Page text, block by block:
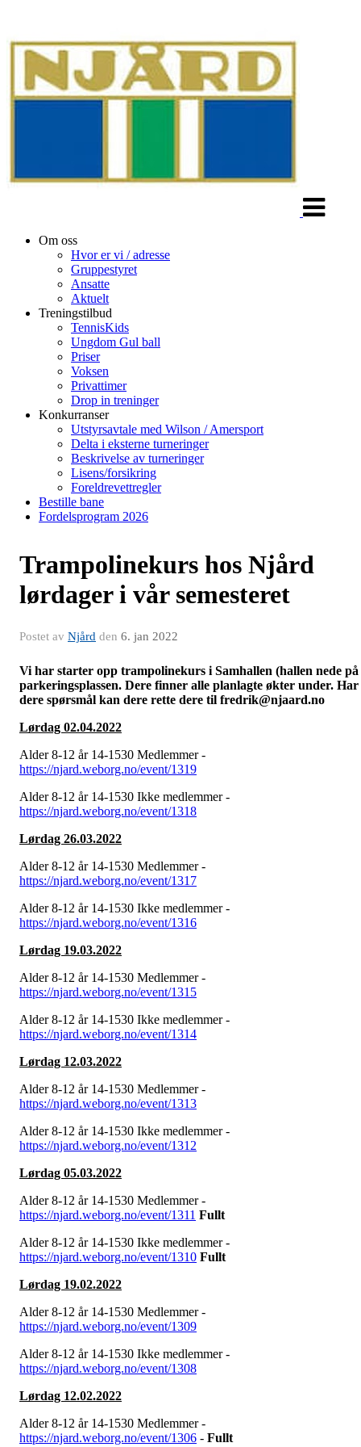
Om oss
Hvor er vi / adresse
Gruppestyret
Ansatte
Aktuelt
Treningstilbud
TennisKids
Ungdom Gul ball
Priser
Voksen
Privattimer
Drop in treninger
Konkurranser
Utstyrsavtale med Wilson / Amersport
Delta i eksterne turneringer
Beskrivelse av turneringer
Lisens/forsikring
Foreldrevettregler
Bestille bane
Fordelsprogram 2026
Trampolinekurs hos Njård
lørdager i vår semesteret
Postet av Njård den 6. jan 2022
Vi har starter opp trampolinekurs i Samhallen (hallen nede på
parkeringsplassen. Dere finner alle planlagte økter under. Har
dere spørsmål kan dere rette dere til fredrik@njaard.no
Lørdag 02.04.2022
Alder 8-12 år 14-1530 Medlemmer -
https://njard.weborg.no/event/1319
Alder 8-12 år 14-1530 Ikke medlemmer -
https://njard.weborg.no/event/1318
Lørdag 26.03.2022
Alder 8-12 år 14-1530 Medlemmer -
https://njard.weborg.no/event/1317
Alder 8-12 år 14-1530 Ikke medlemmer -
https://njard.weborg.no/event/1316
Lørdag 19.03.2022
Alder 8-12 år 14-1530 Medlemmer -
https://njard.weborg.no/event/1315
Alder 8-12 år 14-1530 Ikke medlemmer -
https://njard.weborg.no/event/1314
Lørdag 12.03.2022
Alder 8-12 år 14-1530 Medlemmer -
https://njard.weborg.no/event/1313
Alder 8-12 år 14-1530 Ikke medlemmer -
https://njard.weborg.no/event/1312
Lørdag 05.03.2022
Alder 8-12 år 14-1530 Medlemmer -
https://njard.weborg.no/event/1311 Fullt
Alder 8-12 år 14-1530 Ikke medlemmer -
https://njard.weborg.no/event/1310 Fullt
Lørdag 19.02.2022
Alder 8-12 år 14-1530 Medlemmer -
https://njard.weborg.no/event/1309
Alder 8-12 år 14-1530 Ikke medlemmer -
https://njard.weborg.no/event/1308
Lørdag 12.02.2022
Alder 8-12 år 14-1530 Medlemmer -
https://njard.weborg.no/event/1306 - Fullt